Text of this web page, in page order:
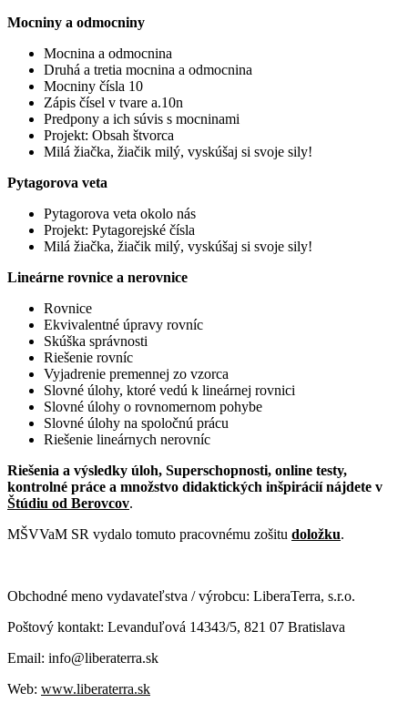
Mocniny a odmocniny
Mocnina a odmocnina
Druhá a tretia mocnina a odmocnina
Mocniny čísla 10
Zápis čísel v tvare a.10n
Predpony a ich súvis s mocninami
Projekt: Obsah štvorca
Milá žiačka, žiačik milý, vyskúšaj si svoje sily!
Pytagorova veta
Pytagorova veta okolo nás
Projekt: Pytagorejské čísla
Milá žiačka, žiačik milý, vyskúšaj si svoje sily!
Lineárne rovnice a nerovnice
Rovnice
Ekvivalentné úpravy rovníc
Skúška správnosti
Riešenie rovníc
Vyjadrenie premennej zo vzorca
Slovné úlohy, ktoré vedú k lineárnej rovnici
Slovné úlohy o rovnomernom pohybe
Slovné úlohy na spoločnú prácu
Riešenie lineárnych nerovníc
Riešenia a výsledky úloh, Superschopnosti, online testy,
kontrolné práce a množstvo didaktických inšpirácií nájdete v
Štúdiu od Berovcov.
MŠVVaM SR vydalo tomuto pracovnému zošitu doložku.
Obchodné meno vydavateľstva / výrobcu: LiberaTerra, s.r.o.
Poštový kontakt: Levanduľová 14343/5, 821 07 Bratislava
Email: info@liberaterra.sk
Web: www.liberaterra.sk